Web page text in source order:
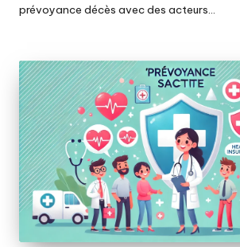
prévoyance décès avec des acteurs…